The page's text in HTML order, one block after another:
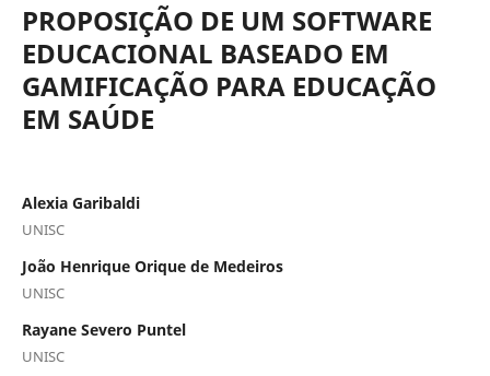
PROPOSIÇÃO DE UM SOFTWARE
EDUCACIONAL BASEADO EM
GAMIFICAÇÃO PARA EDUCAÇÃO
EM SAÚDE
Alexia Garibaldi
UNISC
João Henrique Orique de Medeiros
UNISC
Rayane Severo Puntel
UNISC